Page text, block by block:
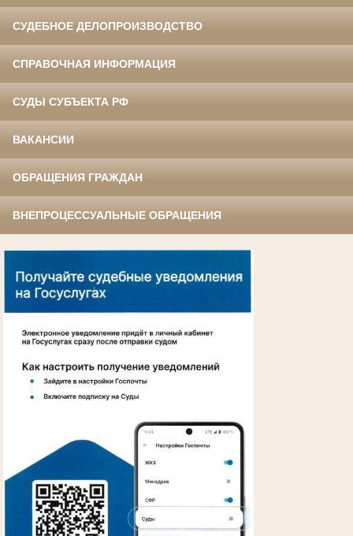
СУДЕБНОЕ ДЕЛОПРОИЗВОДСТВО
СПРАВОЧНАЯ ИНФОРМАЦИЯ
СУДЫ СУБЪЕКТА РФ
ВАКАНСИИ
ОБРАЩЕНИЯ ГРАЖДАН
ВНЕПРОЦЕССУАЛЬНЫЕ ОБРАЩЕНИЯ